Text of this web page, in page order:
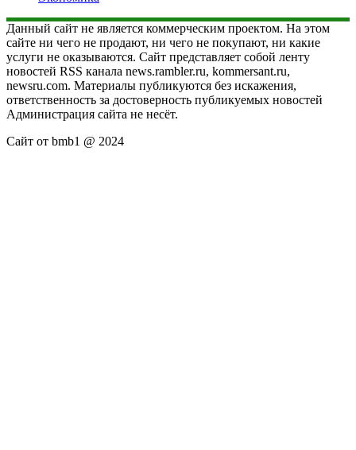
Данный сайт не является коммерческим проектом. На этом
сайте ни чего не продают, ни чего не покупают, ни какие
услуги не оказываются. Сайт представляет собой ленту
новостей RSS канала news.rambler.ru, kommersant.ru,
newsru.com. Материалы публикуются без искажения,
ответственность за достоверность публикуемых новостей
Администрация сайта не несёт.
Сайт от bmb1 @ 2024